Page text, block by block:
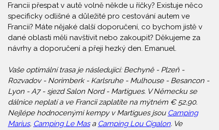
Francii přespat v autě volně někde u říčky? Existuje něco
specificky odlišné a důležité pro cestování autem ve
Francii? Máte nějaké další doporučení, co bychom jistě v
dané oblasti měli navštívit nebo zakoupit? Děkujeme za
návrhy a doporučení a přeji hezký den. Emanuel.
Vaše optimální trasa je následující: Bechyně - Plzeň -
Rozvadov - Norimberk - Karlsruhe - Mulhouse - Besancon -
Lyon - A7 - sjezd Salon Nord - Martigues. V Německu se
dálnice neplatí a ve Francii zaplatíte na mýtném € 52,90.
Nejlépe hodnocenými kempy v Martigues jsou Camping
Marius, Camping Le Masa Camping Lou Cigalon. Ve